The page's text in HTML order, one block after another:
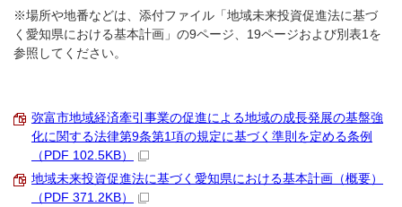
※場所や地番などは、添付ファイル「地域未来投資促進法に基づ
く愛知県における基本計画」の9ページ、19ページおよび別表1を
参照してください。
弥富市地域経済牽引事業の促進による地域の成長発展の基盤強
化に関する法律第9条第1項の規定に基づく準則を定める条例
（PDF 102.5KB）
地域未来投資促進法に基づく愛知県における基本計画（概要）
（PDF 371.2KB）